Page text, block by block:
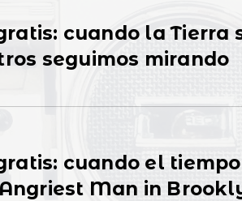
cuando la Tierra
seguimos mirando
cuando el
Man in